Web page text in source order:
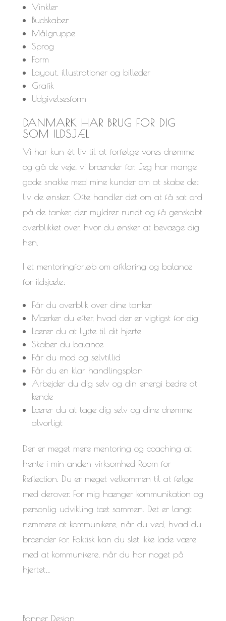
Vinkler
Budskaber
Målgruppe
Sprog
Form
Layout, illustrationer og billeder
Grafik
Udgivelsesform
DANMARK HAR BRUG FOR DIG
SOM ILDSJÆL
Vi har kun ét liv til at forfølge vores drømme
og gå de veje, vi brænder for. Jeg har mange
gode snakke med mine kunder om at skabe det
liv de ønsker. Ofte handler det om at få sat ord
på de tanker, der myldrer rundt og få genskabt
overblikket over, hvor du ønsker at bevæge dig
hen.
I et mentoringforløb om afklaring og balance
for ildsjæle:
Får du overblik over dine tanker
Mærker du efter, hvad der er vigtigst for dig
Lærer du at lytte til dit hjerte
Skaber du balance
Får du mod og selvtillid
Får du en klar handlingsplan
Arbejder du dig selv og din energi bedre at
kende
Lærer du at tage dig selv og dine drømme
alvorligt
Der er meget mere mentoring og coaching at
hente i min anden virksomhed Room for
Reflection. Du er meget velkommen til at følge
med derover. For mig hænger kommunikation og
personlig udvikling tæt sammen. Det er langt
nemmere at kommunikere, når du ved, hvad du
brænder for. Faktisk kan du slet ikke lade være
med at kommunikere, når du har noget på
hjertet…
Banner Design